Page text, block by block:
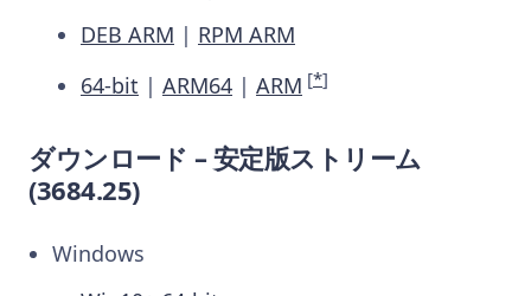
DEB ARM | RPM ARM
64-bit | ARM64 | ARM [*]
ダウンロード – 安定版ストリーム
(3684.25)
Windows